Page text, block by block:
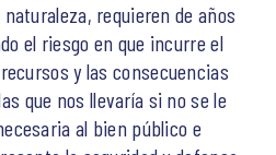
requieren de años
el riesgo en que incurre el
y las consecuencias
que nos llevaría si no se le
al bien público e